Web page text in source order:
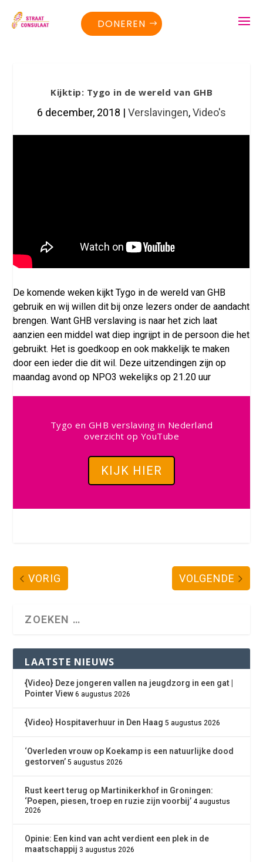
DONEREN
Kijktip: Tygo in de wereld van GHB
6 december, 2018 | Verslavingen,Video's
De komende weken kijkt Tygo in de wereld van GHB
gebruik en wij willen dit bij onze lezers onder de aandacht
brengen. Want GHB verslaving is naar het zich laat
aanzien een middel wat diep ingrijpt in de persoon die het
gebruikt. Het is goedkoop en ook makkelijk te maken
door een ieder die dit wil. Deze uitzendingen zijn op
maandag avond op NPO3 wekelijks op 21.20 uur
Tygo en GHB verslaving in Nederland
overzicht op YouTube
KIJK HIER
VORIG VOLGENDE
LAATSTE NIEUWS
{Video} Deze jongeren vallen na jeugdzorg in een gat |
Pointer View 6 augustus 2026
{Video} Hospitaverhuur in Den Haag 5 augustus 2026
‘Overleden vrouw op Koekamp is een natuurlijke dood
gestorven’ 5 augustus 2026
Rust keert terug op Martinikerkhof in Groningen:
‘Poepen, piesen, troep en ruzie zijn voorbij’ 4 augustus
2026
Opinie: Een kind van acht verdient een plek in de
maatschappij 3 augustus 2026